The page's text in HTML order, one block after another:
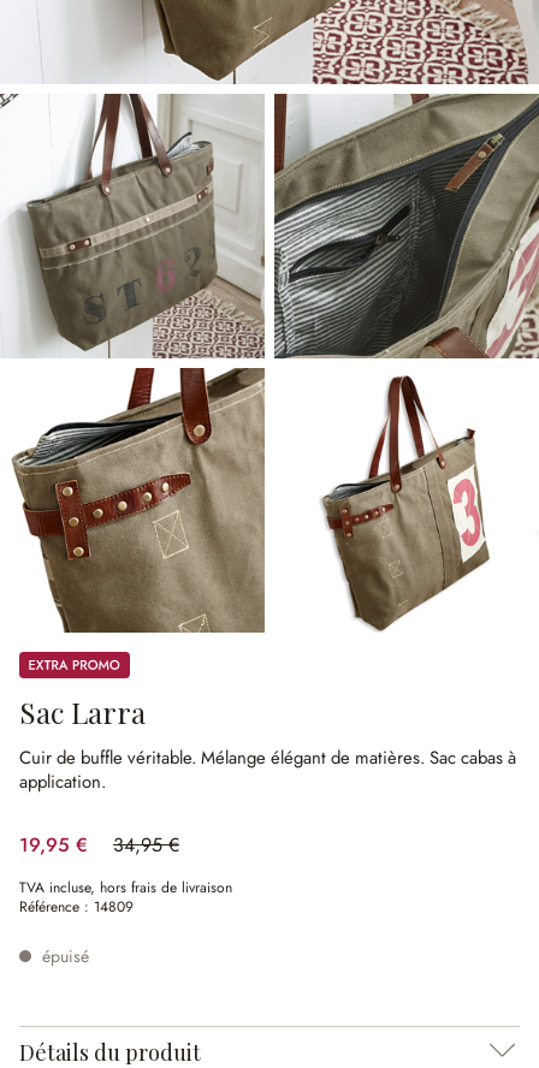
Promos
Sac Larra
Cuir de buffle véritable. Mélange élégant de matières. Sac cabas à
application.
19,95 € 34,95 €
(42.92%spared)
TVA incluse, hors frais de livraison
Référence : 14809
épuisé
Détails du produit